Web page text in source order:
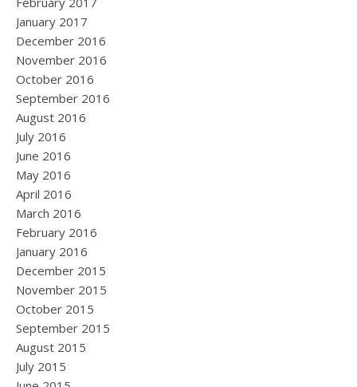
January 2017
December 2016
November 2016
October 2016
September 2016
August 2016
July 2016
June 2016
May 2016
April 2016
March 2016
February 2016
January 2016
December 2015
November 2015
October 2015
September 2015
August 2015
July 2015